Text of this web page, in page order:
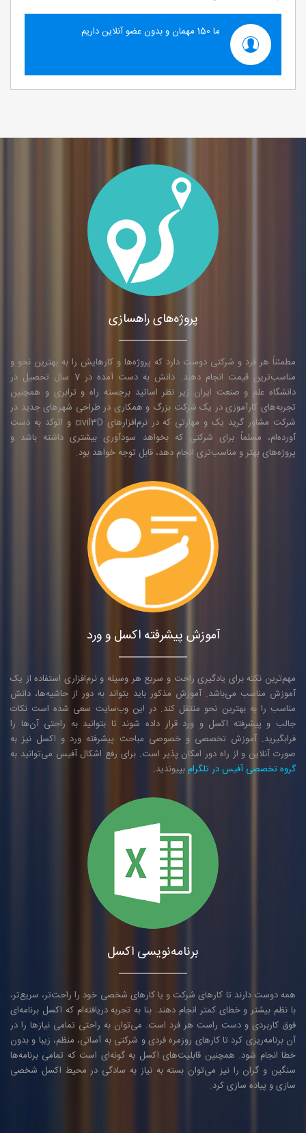
ما 150 مهمان و بدون عضو آنلاین داریم
پروژه‌های راهسازی
مطمئناً هر فرد و شرکتی دوست دارد که پروژه‌ها و کارهایش را به بهترین نحو و
مناسب‌ترین قیمت انجام دهند. دانش به دست آمده در 7 سال تحصیل در
دانشگاه علم و صنعت ایران زیر نظر اساتید برجسته راه و ترابری و همچنین
تجربه‌های کارآموزی در یک شرکت بزرگ و همکاری در طراحی شهرهای جدید در
شرکت مشاور گرید یک و مهارتی که در نرم‌افزارهای civil3D و اتوکد به دست
آورده‌ام، مسلماً برای شرکتی که بخواهد سودآوری بیشتری داشته باشد و
پروژه‌های بهتر و مناسب‌تری انجام دهد، قابل توجه خواهد بود.
آموزش پیشرفته اکسل و ورد
مهم‌ترین نکته برای یادگیری راحت و سریع هر وسیله و نرم‌افزاری استفاده از یک
آموزش مناسب می‌باشد. آموزش مذکور باید بتواند به دور از حاشیه‌ها، دانش
مناسب را به بهترین نحو منتقل کند. در این وب‌سایت سعی شده است نکات
جالب و پیشرفته اکسل و ورد قرار داده شوند تا بتوانید به راحتی آن‌ها را
فرابگیرید. آموزش تخصصی و خصوصی مباحث پیشرفته ورد و اکسل نیز به
صورت آنلاین و از راه دور امکان پذیر است. برای رفع اشکال آفیس می‌توانید به
گروه تخصصی آفیس در تلگرامبپیوندید.
برنامه‌نویسی اکسل
همه دوست دارند تا کارهای شرکت و یا کارهای شخصی خود را راحت‌تر، سریع‌تر،
با نظم بیشتر و خطای کمتر انجام دهند. بنا به تجربه دریافته‌ام که اکسل برنامه‌ای
فوق کاربردی و دست راست هر فرد است. می‌توان به راحتی تمامی نیازها را در
آن برنامه‌ریزی کرد تا کارهای روزمره فردی و شرکتی به آسانی، منظم، زیبا و بدون
خطا انجام شود. همچنین قابلیت‌های اکسل به گونه‌ای است که تمامی برنامه‌ها
سنگین و گران را نیز می‌توان بسته به نیاز به سادگی در محیط اکسل شخصی
سازی و پیاده سازی کرد.